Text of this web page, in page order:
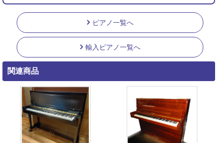
ピアノ一覧へ
輸入ピアノ一覧へ
関連商品